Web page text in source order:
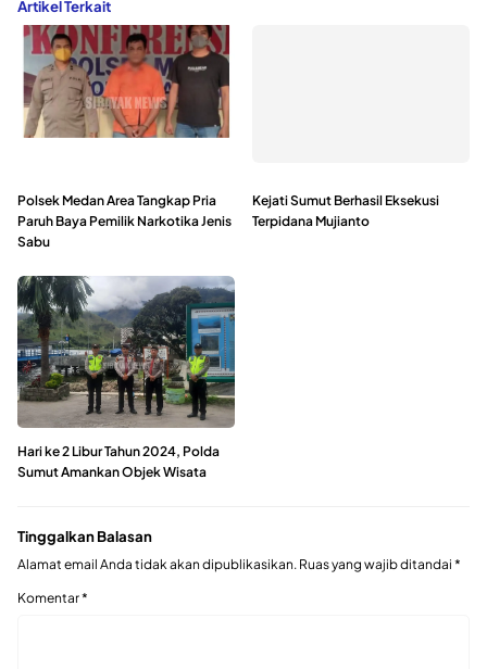
Artikel Terkait
Polsek Medan Area Tangkap Pria
Paruh Baya Pemilik Narkotika Jenis
Sabu
Kejati Sumut Berhasil Eksekusi
Terpidana Mujianto
Hari ke 2 Libur Tahun 2024, Polda
Sumut Amankan Objek Wisata
Tinggalkan Balasan
Alamat email Anda tidak akan dipublikasikan. Ruas yang wajib ditandai *
Komentar*